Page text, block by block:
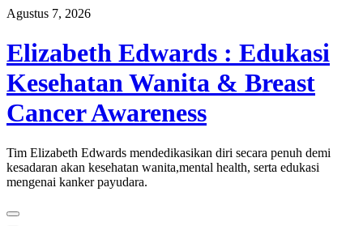
Skip
content
Agustus 7, 2026
Elizabeth Edwards : Edukasi
Kesehatan Wanita & Breast
Cancer Awareness
Tim Elizabeth Edwards mendedikasikan diri secara penuh demi
kesadaran akan kesehatan wanita,mental health, serta edukasi
mengenai kanker payudara.